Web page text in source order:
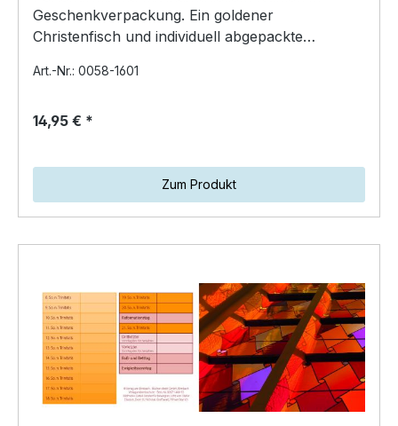
Geschenkverpackung. Ein goldener
Christenfisch und individuell abgepackte
Art.-Nr.: 0058-1601
14,95 € *
Zum Produkt